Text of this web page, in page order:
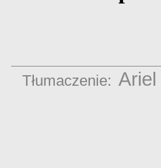
Tłumaczenie: Ariel